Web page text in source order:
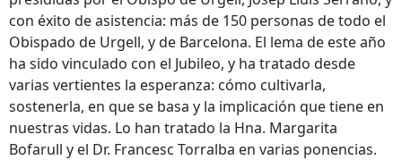
con éxito de asistencia: más de 150 personas de todo el
Obispado de Urgell, y de Barcelona. El lema de este año
ha sido vinculado con el Jubileo, y ha tratado desde
varias vertientes la esperanza: cómo cultivarla,
sostenerla, en que se basa y la implicación que tiene en
nuestras vidas. Lo han tratado la Hna. Margarita
Bofarull y el Dr. Francesc Torralba en varias ponencias.